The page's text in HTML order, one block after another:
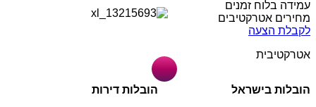
עמידה בלוח זמנים
מחירים אטרקטיבים
לקבלת הצעה
אטרקטיבית
הובלות בישראל
הובלות דירות